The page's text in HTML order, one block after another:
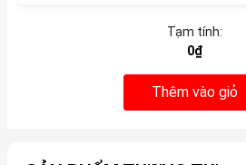
Tạm tính:
0₫
Thêm vào giỏ